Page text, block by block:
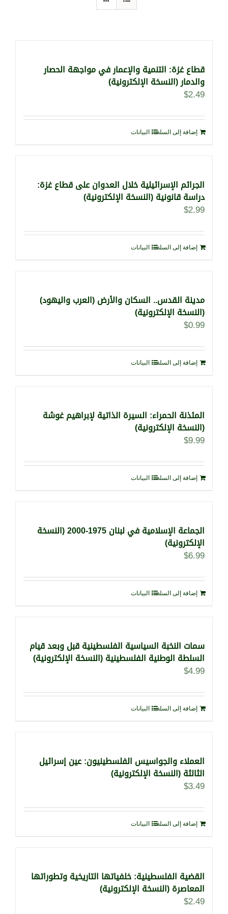
قطاع غزة: التنمية والإعمار في مواجهة الحصار
والدمار (النسخة الإلكترونية)
$2.49
إضافة إلى السلة البيانات
الجرائم الإسرائيلية خلال العدوان على قطاع غزة:
دراسة قانونية (النسخة الإلكترونية)
$2.99
إضافة إلى السلة البيانات
مدينة القدس.. السكان والأرض (العرب واليهود)
(النسخة الإلكترونية)
$0.99
إضافة إلى السلة البيانات
المئذنة الحمراء: السيرة الذاتية لإبراهيم غوشة
(النسخة الإلكترونية)
$9.99
إضافة إلى السلة البيانات
الجماعة الإسلامية في لبنان 1975-2000 (النسخة
الإلكترونية)
$6.99
إضافة إلى السلة البيانات
سمات النخبة السياسية الفلسطينية قبل وبعد قيام
السلطة الوطنية الفلسطينية (النسخة الإلكترونية)
$4.99
إضافة إلى السلة البيانات
العملاء والجواسيس الفلسطينيون: عين إسرائيل
الثالثة (النسخة الإلكترونية)
$3.49
إضافة إلى السلة البيانات
القضية الفلسطينية: خلفياتها التاريخية وتطوراتها
المعاصرة (النسخة الإلكترونية)
$2.49